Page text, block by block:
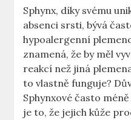
Sphynx, díky svému
absenci srsti, bývá
hypoalergenní
znamená, že by měl
reakcí než jiná
to vlastně funguje?
Sphynxové často
je to, že jejich kůže